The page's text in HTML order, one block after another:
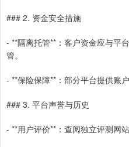
### 2. 资金安全措施
- **隔离托管**：客户资金应与平
管。
- **保险保障**：部分平台提供账
### 3. 平台声誉与历史
- **用户评价**：查阅独立评测网